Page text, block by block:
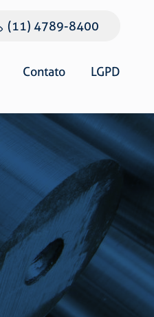
(11) 4789-8400
Contato LGPD